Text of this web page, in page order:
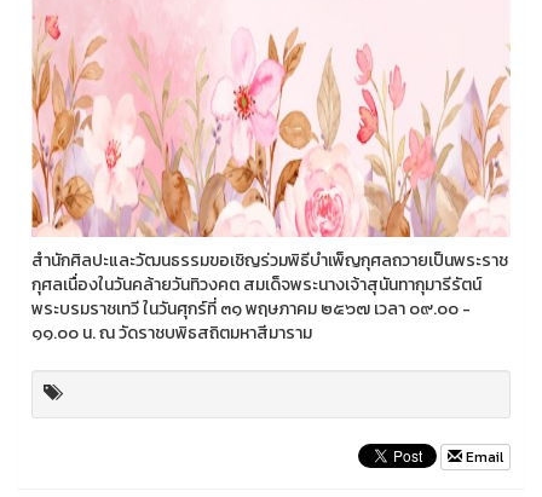
สำนักศิลปะและวัฒนธรรมขอเชิญร่วมพิธีบำเพ็ญกุศลถวายเป็นพระราช
กุศลเนื่องในวันคล้ายวันทิวงคต สมเด็จพระนางเจ้าสุนันทากุมารีรัตน์
พระบรมราชเทวี ในวันศุกร์ที่ ๓๑ พฤษภาคม ๒๕๖๗ เวลา ๐๙.๐๐ -
๑๑.๐๐ น. ณ วัดราชบพิธสถิตมหาสีมาราม
Email